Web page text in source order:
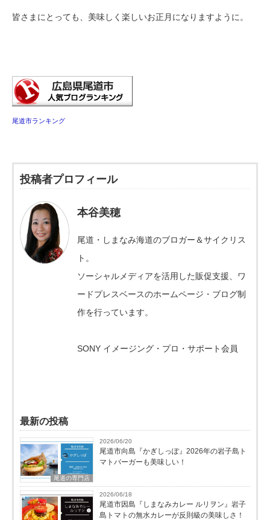
皆さまにとっても、美味しく楽しいお正月になりますように。
尾道市ランキング
投稿者プロフィール
本谷美穂
尾道・しまなみ海道のブロガー＆サイクリス
ト。
ソーシャルメディアを活用した販促支援、ワ
ードプレスベースのホームページ・ブログ制
作を行っています。
SONY イメージング・プロ・サポート会員
最新の投稿
尾道の専門店
2026/06/20
尾道市向島『かぎしっぽ』2026年の岩子島ト
マトバーガーも美味しい！
2026/06/18
尾道市因島『しまなみカレー ルリヲン』岩子
島トマトの無水カレーが反則級の美味しさ！